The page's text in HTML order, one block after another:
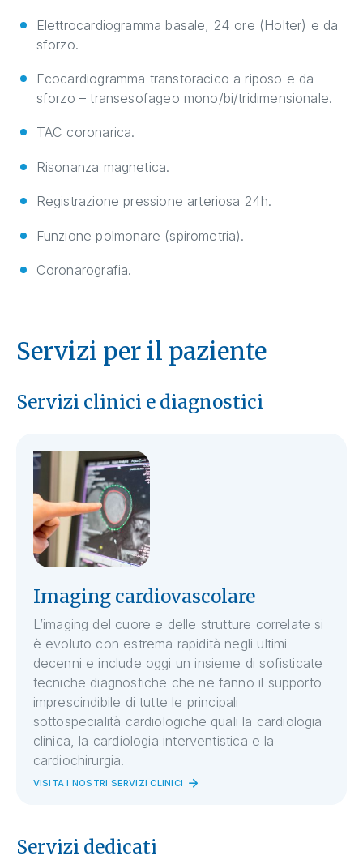
Elettrocardiogramma basale, 24 ore (Holter) e da
sforzo.
Ecocardiogramma transtoracico a riposo e da
sforzo – transesofageo mono/bi/tridimensionale.
TAC coronarica.
Risonanza magnetica.
Registrazione pressione arteriosa 24h.
Funzione polmonare (spirometria).
Coronarografia.
Servizi per il paziente
Servizi clinici e diagnostici
Imaging cardiovascolare
L’imaging del cuore e delle strutture correlate si
è evoluto con estrema rapidità negli ultimi
decenni e include oggi un insieme di sofisticate
tecniche diagnostiche che ne fanno il supporto
imprescindibile di tutte le principali
sottospecialità cardiologiche quali la cardiologia
clinica, la cardiologia interventistica e la
cardiochirurgia.
VISITA I NOSTRI SERVIZI CLINICI
Servizi dedicati